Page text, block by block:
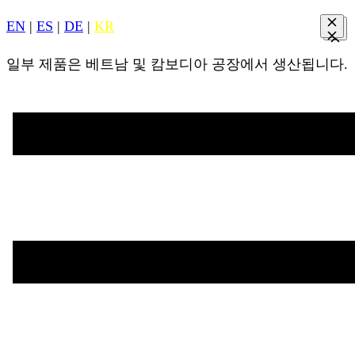
EN | ES | DE | KR
일부 제품은 베트남 및 캄보디아 공장에서 생산됩니다.